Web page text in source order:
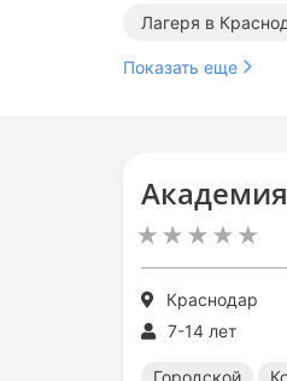
Краснодар
7-14 лет
Городской
Лагеря в
Лагеря
Показать еще